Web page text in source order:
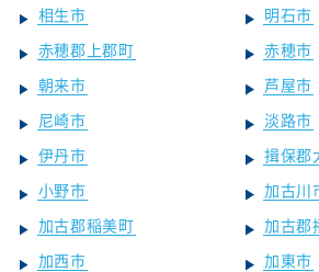
相生市
明石市
赤穂郡上郡町
赤穂市
朝来市
芦屋市
尼崎市
淡路市
伊丹市
揖保郡
小野市
加古川
加古郡稲美町
加古郡
加西市
加東市